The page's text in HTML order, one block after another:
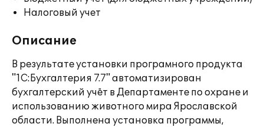
Налоговый учет
Описание
В результате установки програмного продукта
"1С:Бухгалтерия 7.7" автоматизирован
бухгалтерский учёт в Департаменте по охране и
использованию животного мира Ярославской
области. Выполнена установка программы,